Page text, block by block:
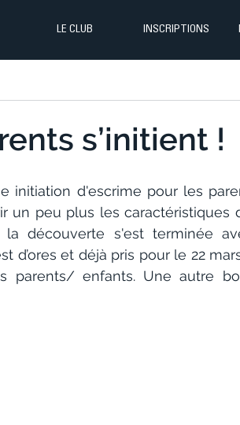
LE CLUB INSCRIPTIONS
s’initient !
initiation d'escrime pour les
un peu plus les caractéristiques
la découverte s'est terminée
d’ores et déjà pris pour le 22
parents/ enfants. Une autre